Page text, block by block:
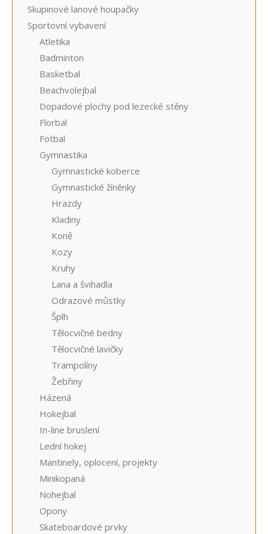
Skupinové lanové houpačky
Sportovní vybavení
Atletika
Badminton
Basketbal
Beachvolejbal
Dopadové plochy pod lezecké stěny
Florbal
Fotbal
Gymnastika
Gymnastické koberce
Gymnastické žíněnky
Hrazdy
Kladiny
Koně
Kozy
Kruhy
Lana a švihadla
Odrazové můstky
Šplh
Tělocvičné bedny
Tělocvičné lavičky
Trampolíny
Žebřiny
Házená
Hokejbal
In-line bruslení
Lední hokej
Mantinely, oplocení, projekty
Minikopaná
Nohejbal
Opony
Skateboardové prvky